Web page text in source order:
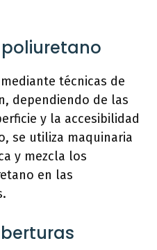
técnicas de
dependiendo de las
y la accesibilidad
se utiliza maquinaria
y mezcla los
en las